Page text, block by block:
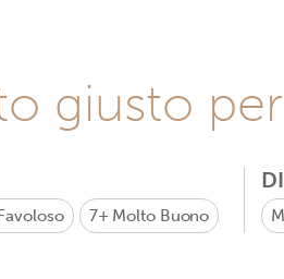
giusto
7+ Molto Buono